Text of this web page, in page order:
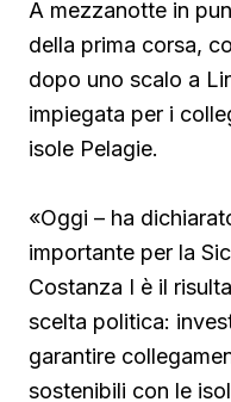
A mezzanotte in
della prima corsa,
dopo uno scalo a
impiegata per i
isole Pelagie.
«Oggi – ha
importante per la
Costanza I è il
scelta politica:
garantire
sostenibili con le